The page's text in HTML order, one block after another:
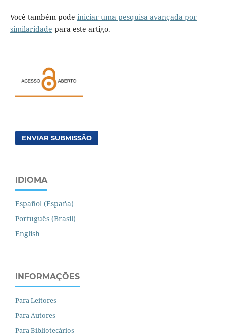
Você também pode iniciar uma pesquisa avançada por
similaridade para este artigo.
ENVIAR SUBMISSÃO
IDIOMA
Español (España)
Português (Brasil)
English
INFORMAÇÕES
Para Leitores
Para Autores
Para Bibliotecários